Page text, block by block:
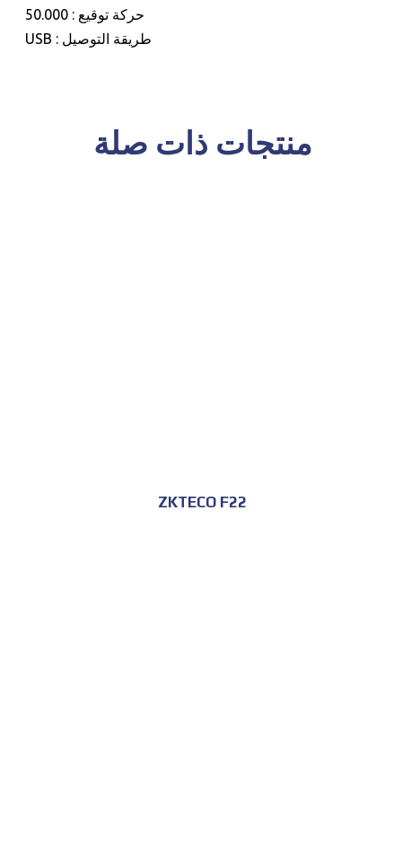
حركة توقيع : 50.000
طريقة التوصيل : USB
منتجات ذات صلة
ZKTECO F22